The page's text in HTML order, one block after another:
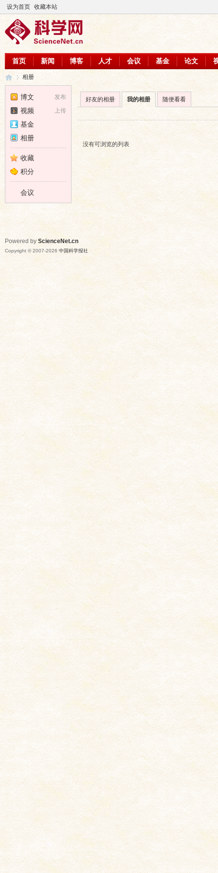
设为首页 收藏本站
首页 新闻 博客 人才 会议 基金 论文
›
相册
发布
博文
上传
视频
基金
相册
收藏
积分
会议
好友的相册 我的相册 随便看看
没有可浏览的列表
Powered by ScienceNet.cn
Copyright © 2007-2026 中国科学报社